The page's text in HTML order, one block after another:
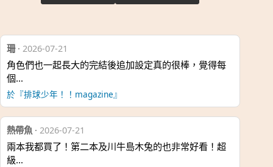
珊· 2026-07-21
角色們也一起長大的完結後追加設定真的很棒，覺得每
個…
於『排球少年！！magazine』
熱帶魚 · 2026-07-21
兩本我都買了！第二本及川牛島木兔的也非常好看！超
級…